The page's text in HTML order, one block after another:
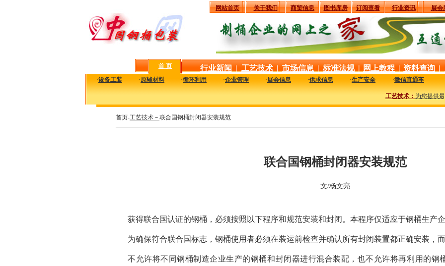
网站首页 关于我们 商贸信息 图书库房 订阅查看 行业资讯 展会
首 页 行业新闻 | 工艺技术 | 市场信息 | 标准法规 | 网上教程 | 资料查询 |
·设备工装 ·原辅材料 ·循环利用 ·企业管理 ·展会信息 ·供求信息 ·生产安全 ·微信直通车
工艺技术：为您提供最新
首页-工艺技术－ 联合国钢桶封闭器安装规范
联合国钢桶封闭器安装规范
文/杨文亮
获得联合国认证的钢桶，必须按照以下程序和规范安装和封闭。本程序仅适应于钢桶生产企
为确保符合联合国标志，钢桶使用者必须在装运前检查并确认所有封闭装置都正确安装，而
不允许将不同钢桶制造企业生产的钢桶和封闭器进行混合装配，也不允许将再利用的钢